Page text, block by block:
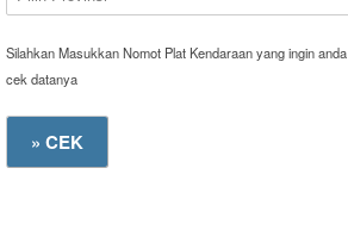
Silahkan Masukkan Nomot Plat Kendaraan yang ingin anda
cek datanya